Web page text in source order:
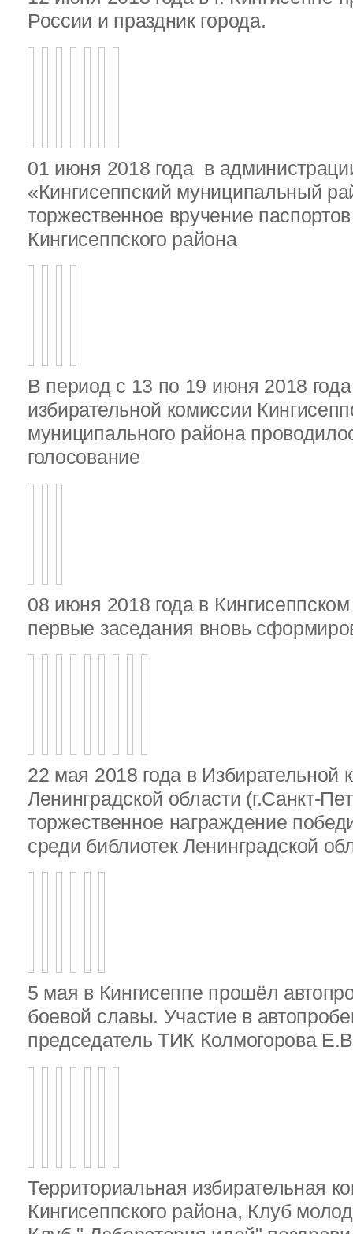
России и праздник города.
01 июня 2018 года в
«Кингисеппский муниципальный
торжественное вручение
Кингисеппского района
В период с 13 по 19 июня 2018
избирательной комиссии
муниципального района
голосование
08 июня 2018 года в
первые заседания вновь
22 мая 2018 года в Избирательной
Ленинградской области (г.Санкт-
торжественное награждение
среди библиотек Ленинградской
5 мая в Кингисеппе прошёл
боевой славы. Участие в
председатель ТИК Колмогорова
Территориальная избирательная
Кингисеппского района, Клуб